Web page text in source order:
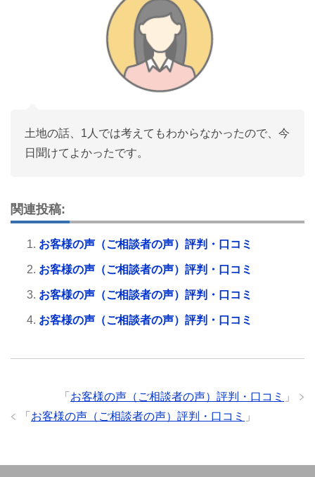
土地の話、1人では考えてもわからなかったので、今
日聞けてよかったです。
関連投稿:
お客様の声（ご相談者の声）評判・口コミ
お客様の声（ご相談者の声）評判・口コミ
お客様の声（ご相談者の声）評判・口コミ
お客様の声（ご相談者の声）評判・口コミ
「 お客様の声（ご相談者の声）評判・口コミ
」
「 お客様の声（ご相談者の声）評判・口コミ 」